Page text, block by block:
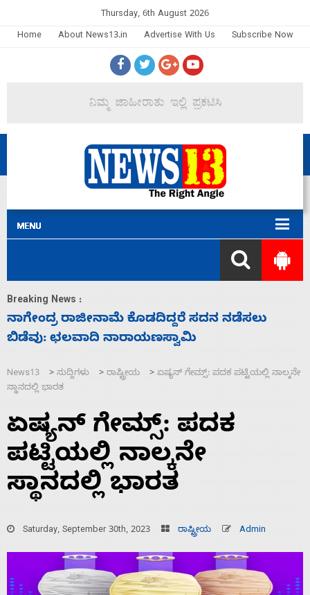
Thursday, 6th August 2026
Home
About News13.in Advertise With Us Subscribe Now
Breaking News :
ಸಚಿವ ಸಂಪುಟ ವಿಸ್ತರಣೆ ಮಾಡಿದ್ದು ಹಣಬಲ ಮತ್ತು
ಹೈಕಮಾಂಡ್ ರಾಜಕಾರಣಕ್ಕೆ: ವಿಜಯೇಂದ್ರ
News13 > ಸುದ್ದಿಗಳು > ರಾಷ್ಟ್ರೀಯ > ಏಷ್ಯನ್‌ ಗೇಮ್ಸ್:‌ ಪದಕ ಪಟ್ಟಿಯಲ್ಲಿ ನಾಲ್ಕನೇ
ಸ್ಥಾನದಲ್ಲಿ ಭಾರತ
ಏಷ್ಯನ್‌ ಗೇಮ್ಸ್:‌ ಪದಕ
ಪಟ್ಟಿಯಲ್ಲಿ ನಾಲ್ಕನೇ
ಸ್ಥಾನದಲ್ಲಿ ಭಾರತ
Saturday, September 30th, 2023 ರಾಷ್ಟ್ರೀಯ Admin